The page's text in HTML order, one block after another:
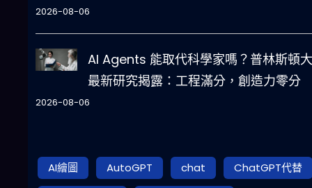
2026-08-06
AI Agents 能取代科學家嗎？普林斯頓
最新研究揭露：工程滿分，創造力零分
2026-08-06
AI繪圖 AutoGPT chat
ChatGPT代替